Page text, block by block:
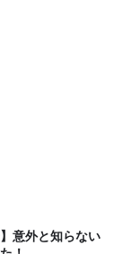
意外と知らない